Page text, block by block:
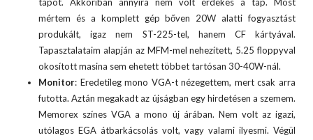
tápot. Akkoriban annyira nem volt érdekes a táp. Most
mértem és a komplett gép bőven 20W alatti fogyasztást
produkált, igaz nem ST-225-tel, hanem CF kártyával.
Tapasztalataim alapján az MFM-mel nehezített, 5.25 floppyval
okosított masina sem ehetett többet tartósan 30-40W-nál.
Monitor: Eredetileg mono VGA-t nézegettem, mert csak arra
futotta. Aztán megakadt az újságban egy hirdetésen a szemem.
Memorex színes VGA a mono új árában. Nem volt az igazi,
utólagos EGA átbarkácsolás volt, vagy valami ilyesmi. Végül